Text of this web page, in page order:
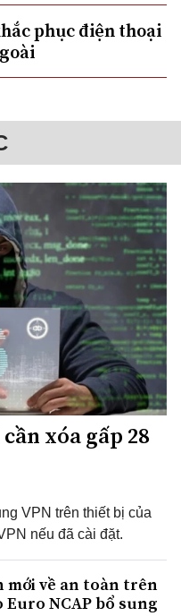
phục điện thoại
xóa gấp 28
VPN trên thiết bị của
nếu đã cài đặt.
mới về an toàn trên
Euro NCAP bổ sung